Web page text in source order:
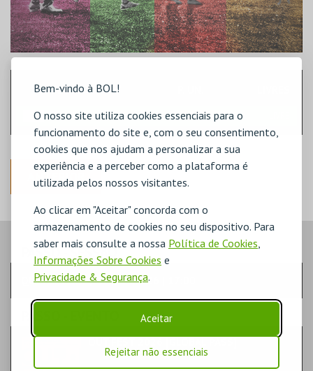
Bem-vindo à BOL!
O nosso site utiliza cookies essenciais para o
funcionamento do site e, com o seu consentimento,
cookies que nos ajudam a personalizar a sua
experiência e a perceber como a plataforma é
utilizada pelos nossos visitantes.
Ao clicar em "Aceitar" concorda com o
armazenamento de cookies no seu dispositivo. Para
saber mais consulte a nossa Política de Cookies
Informações Sobre Cookies e
Privacidade & Segurança.
Aceitar
Rejeitar não essenciais
SECTOR
GERAL 65,00€
ANTERIOR
PASSO- SESSÃO
QUINTA-FEIRA | 01 OUT 2026 | 17:00
MÚSICA & FESTIVAIS | EXPERIMENTAL